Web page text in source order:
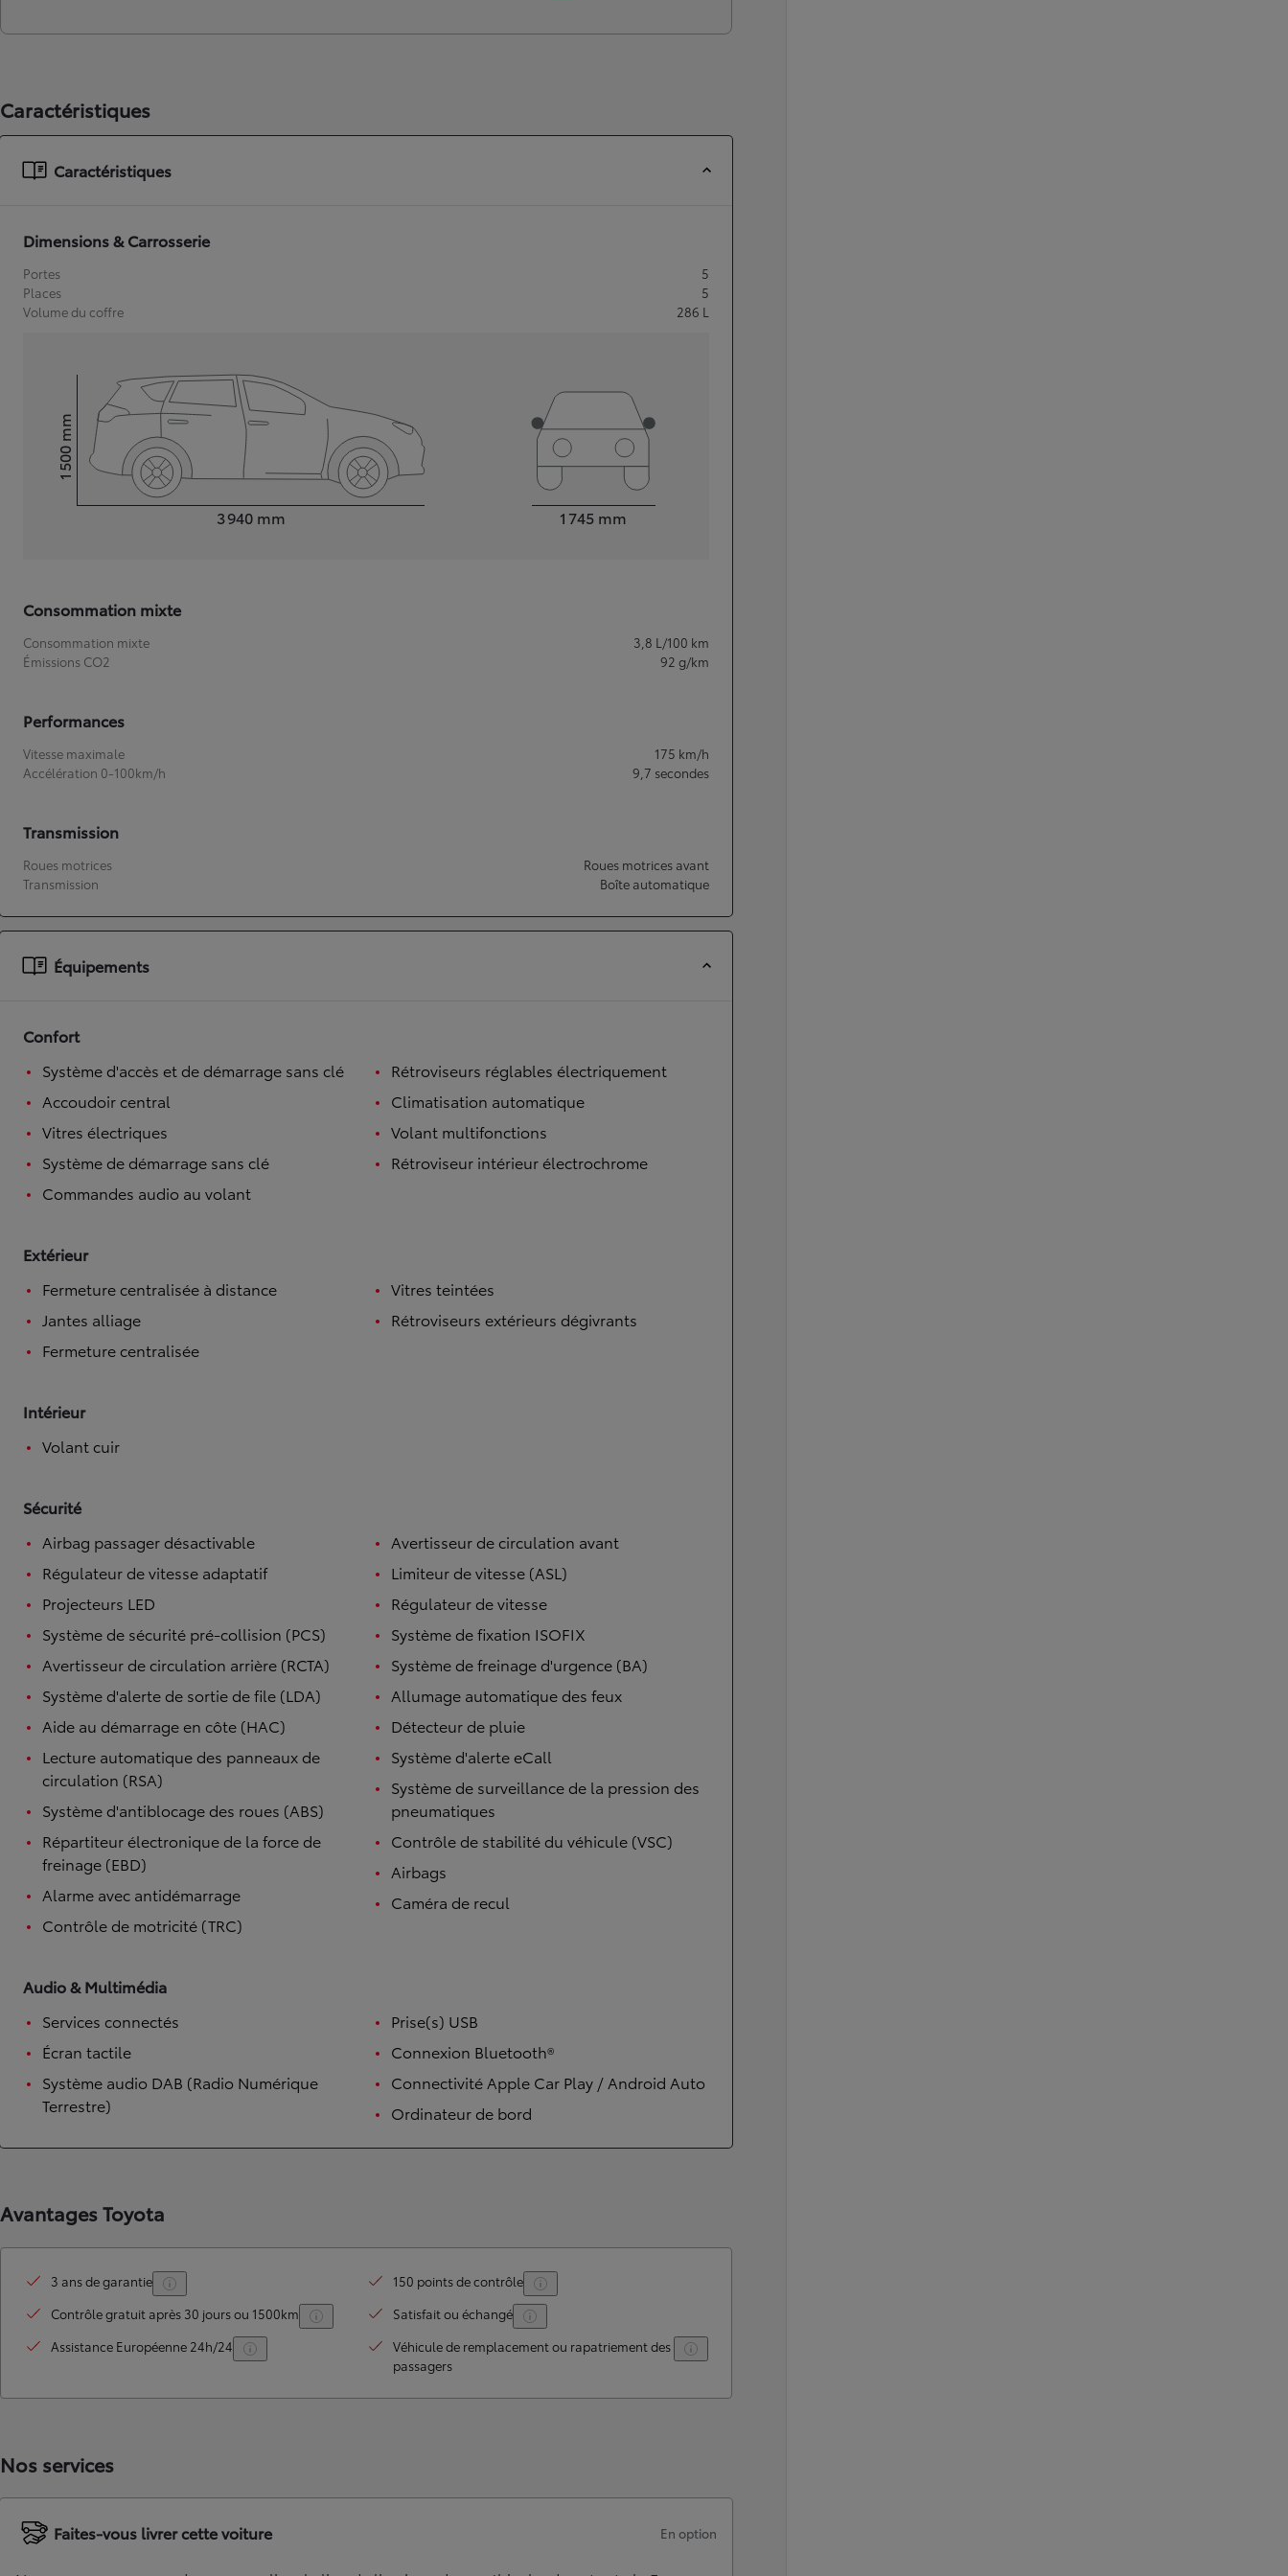
À partir de 19 700 €
Nouvelle Yaris Cross
HYBRIDE
Caractéristiques
Caractéristiques
Dimensions & Carrosserie
Portes
5
Places
5
Volume du coffre
286 L
3 940 mm
Hauteur1 500
mm
1 745 mm
Consommation mixte
Consommation mixte 3,8 L/100 km
Émissions CO2
92 g/km
Performances
Vitesse maximale 175 km/h
Accélération 0-100km/h
9,7 secondes
Transmission
Roues motrices
Roues motrices avant
Transmission
Boîte automatique
Équipements
Confort
Système d'accès et de démarrage sans clé
Accoudoir central
Vitres électriques
Système de démarrage sans clé
Commandes audio au volant
Rétroviseurs réglables électriquement
Climatisation automatique
Volant multifonctions
Rétroviseur intérieur électrochrome
Extérieur
Fermeture centralisée à distance
Jantes alliage
Fermeture centralisée
Vitres teintées
Rétroviseurs extérieurs dégivrants
Intérieur
Volant cuir
Sécurité
Airbag passager désactivable
Régulateur de vitesse adaptatif
Projecteurs LED
Système de sécurité pré-collision (PCS)
Avertisseur de circulation arrière (RCTA)
Système d'alerte de sortie de file (LDA)
Aide au démarrage en côte (HAC)
Lecture automatique des panneaux de
circulation (RSA)
Système d'antiblocage des roues (ABS)
Répartiteur électronique de la force de
freinage (EBD)
Alarme avec antidémarrage
Contrôle de motricité (TRC)
Avertisseur de circulation avant
Limiteur de vitesse (ASL)
Régulateur de vitesse
Système de fixation ISOFIX
Système de freinage d'urgence (BA)
Allumage automatique des feux
Détecteur de pluie
Système d'alerte eCall
Système de surveillance de la pression des
pneumatiques
Contrôle de stabilité du véhicule (VSC)
Airbags
Caméra de recul
Audio & Multimédia
Services connectés
Écran tactile
Système audio DAB (Radio Numérique
Terrestre)
Prise(s) USB
Connexion Bluetooth®
Connectivité Apple Car Play / Android Auto
Ordinateur de bord
Avantages Toyota
3 ans de garantie
150 points de contrôle
Contrôle gratuit après 30 jours ou 1500km
Satisfait ou échangé
Assistance Européenne 24h/24
Véhicule de remplacement ou rapatriement des
passagers
Nos services
Faites-vous livrer cette voiture En option